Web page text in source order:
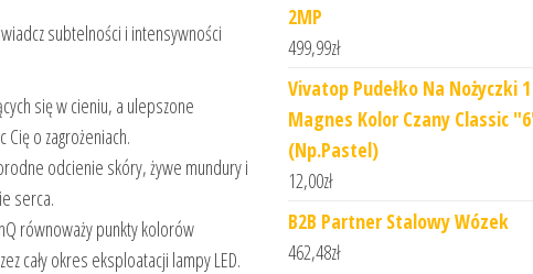
subtelności i intensywności
się w cieniu, a ulepszone
o zagrożeniach.
odcienie skóry, żywe mundury i
serca.
równoważy punkty kolorów
cały okres eksploatacji lampy LED.
2MP
499,99zł
Vivatop Pudełko Na Nożyczki
Magnes Kolor Czany Classic
(Np.Pastel)
12,00zł
B2B Partner Stalowy Wózek
462,48zł